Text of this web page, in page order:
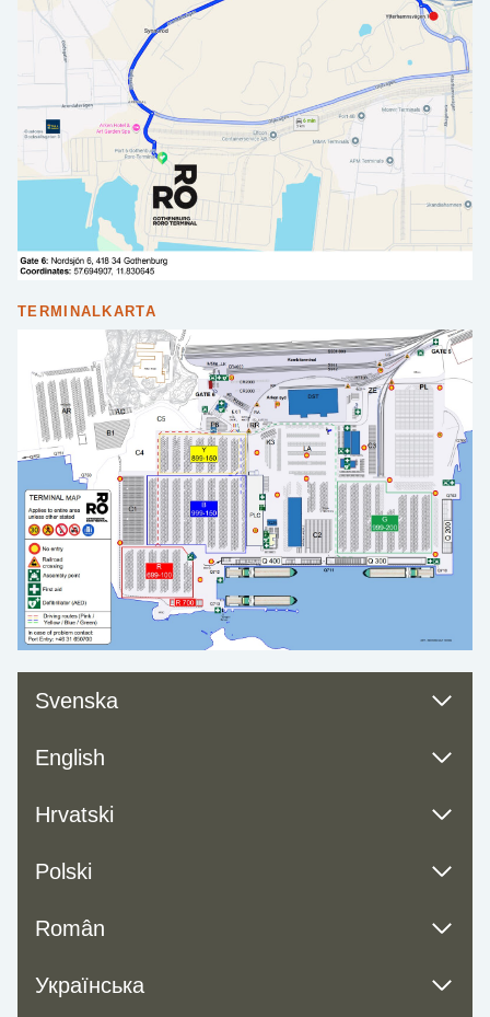
TERMINALKARTA
Svenska
English
Hrvatski
Polski
Român
Українська